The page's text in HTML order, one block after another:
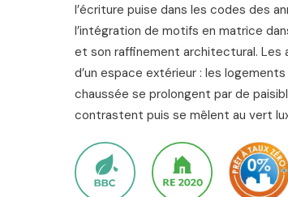
l’écriture puise dans les codes des
l’intégration de motifs en matrice
et son raffinement architectural. Les
d’un espace extérieur : les
chaussée se prolongent par de
contrastent puis se mêlent au vert